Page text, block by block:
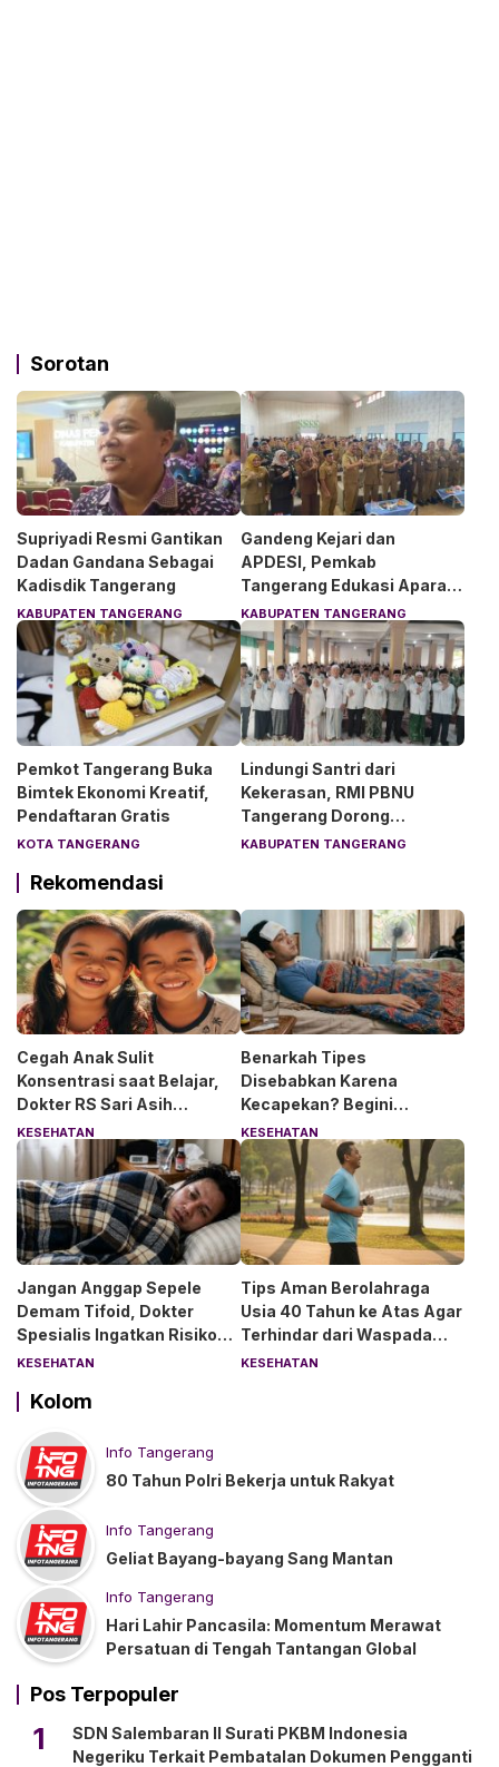
Sorotan
Supriyadi Resmi Gantikan
Dadan Gandana Sebagai
Kadisdik Tangerang
KABUPATEN TANGERANG
Gandeng Kejari dan
APDESI, Pemkab
Tangerang Edukasi Aparat
Desa Soal Hukum
KABUPATEN TANGERANG
Pemkot Tangerang Buka
Bimtek Ekonomi Kreatif,
Pendaftaran Gratis
KOTA TANGERANG
Lindungi Santri dari
Kekerasan, RMI PBNU
Tangerang Dorong
Lingkungan Pesantren
KABUPATEN TANGERANG
Rekomendasi
Cegah Anak Sulit
Konsentrasi saat Belajar,
Dokter RS Sari Asih
Anjurkan 6 Asupan Ini
KESEHATAN
Benarkah Tipes
Disebabkan Karena
Kecapekan? Begini
Penjelasan Dokter RS Sari
Asih Bintaro
KESEHATAN
Jangan Anggap Sepele
Demam Tifoid, Dokter
Spesialis Ingatkan Risiko
Kebocoran Usus
KESEHATAN
Tips Aman Berolahraga
Usia 40 Tahun ke Atas Agar
Terhindar dari Waspada
“Angin Duduk”
KESEHATAN
Kolom
Info Tangerang
80 Tahun Polri Bekerja untuk Rakyat
Info Tangerang
Geliat Bayang-bayang Sang Mantan
Info Tangerang
Hari Lahir Pancasila: Momentum Merawat
Persatuan di Tengah Tantangan Global
Pos Terpopuler
1
SDN Salembaran II Surati PKBM Indonesia
Negeriku Terkait Pembatalan Dokumen Pengganti